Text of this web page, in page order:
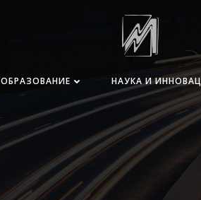
ОБРАЗОВАНИЕ НАУКА И